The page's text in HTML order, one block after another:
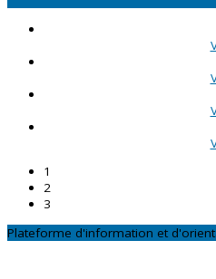
1
2
3
Plateforme d'information et